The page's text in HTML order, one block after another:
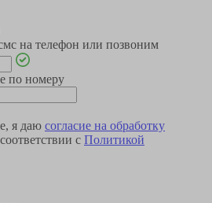
на телефон или позвоним
по номеру
я даю согласие на обработку
с Политикой